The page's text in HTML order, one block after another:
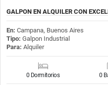
GALPON EN ALQUILER CON
En: Campana, Buenos Aires
Tipo: Galpon Industrial
Para: Alquiler
0 Dormitorios 0